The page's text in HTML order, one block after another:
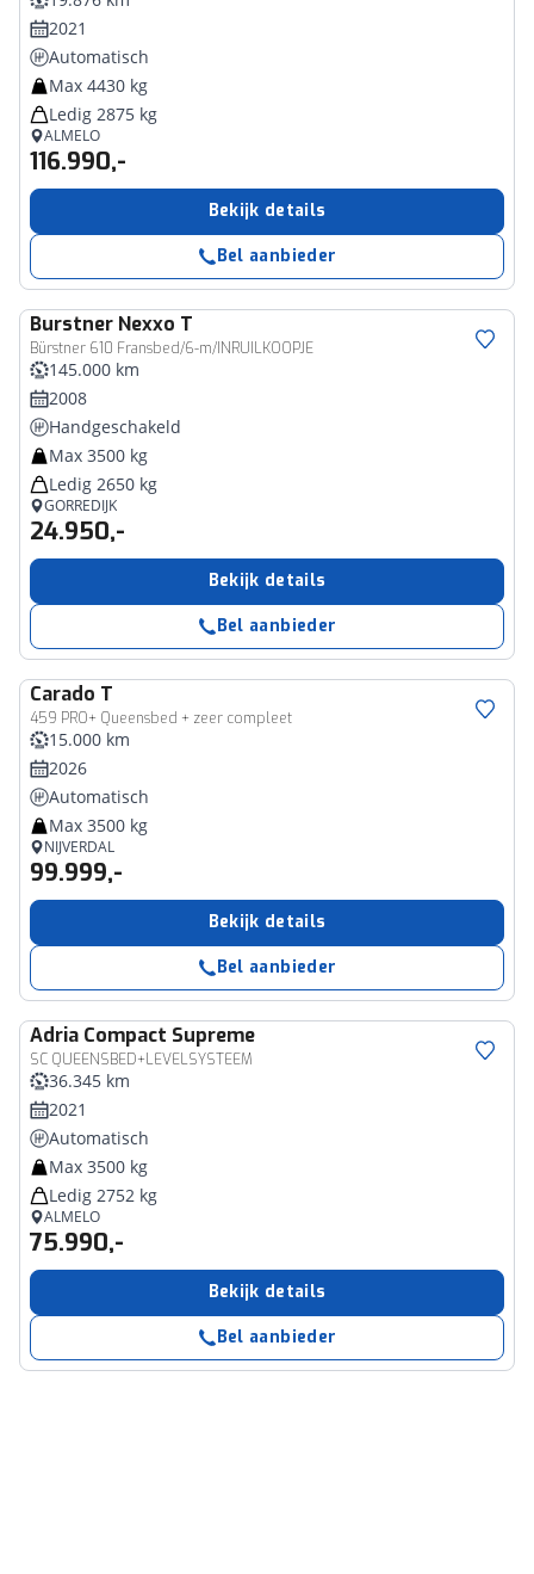
2021
Automatisch
Max 4430 kg
Ledig 2875 kg
ALMELO
116.990,-
Bekijk details
Bel aanbieder
Burstner Nexxo T
Bürstner 610 Fransbed/6-m/INRUILKOOPJE
145.000 km
2008
Handgeschakeld
Max 3500 kg
Ledig 2650 kg
GORREDIJK
24.950,-
Bekijk details
Bel aanbieder
Carado T
459 PRO+ Queensbed + zeer compleet
15.000 km
2026
Automatisch
Max 3500 kg
NIJVERDAL
99.999,-
Bekijk details
Bel aanbieder
Adria Compact Supreme
SC QUEENSBED+LEVELSYSTEEM
36.345 km
2021
Automatisch
Max 3500 kg
Ledig 2752 kg
ALMELO
75.990,-
Bekijk details
Bel aanbieder